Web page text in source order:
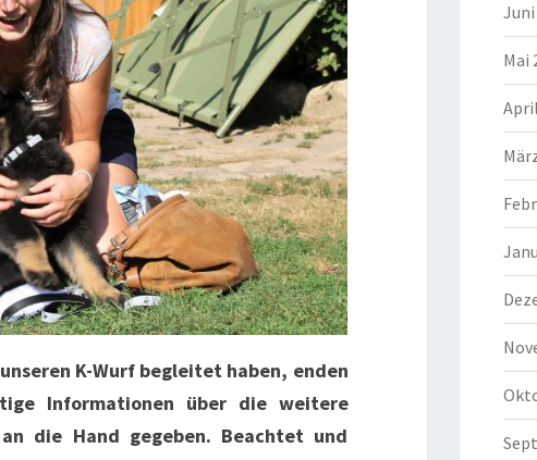
K-Wurf begleitet haben, enden
Informationen über die weitere
die Hand gegeben. Beachtet und
Juni
Mai